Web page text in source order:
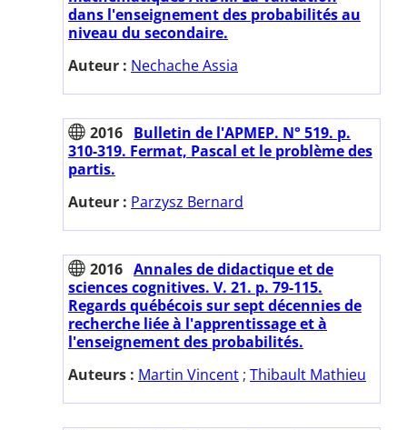
dans l'enseignement des probabilités au
niveau du secondaire.
Auteur : Nechache Assia
2016 Bulletin de l'APMEP. N° 519. p.
310-319. Fermat, Pascal et le problème des
partis.
Auteur : Parzysz Bernard
2016 Annales de didactique et de
sciences cognitives. V. 21. p. 79-115.
Regards québécois sur sept décennies de
recherche liée à l'apprentissage et à
l'enseignement des probabilités.
Auteurs : Martin Vincent ; Thibault Mathieu